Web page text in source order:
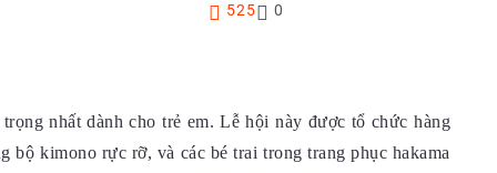
525 0
nhất dành cho trẻ em. Lễ hội này được tổ chức hàng
bộ kimono rực rỡ, và các bé trai trong trang phục hakama